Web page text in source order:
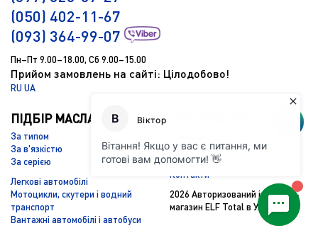
(050) 402-11-67
(093) 364-99-07
Пн–Пт 9.00–18.00, Сб 9.00–15.00
Прийом замовлень на сайті: Цілодобово!
RU UA
ПІДБІР МАСЛА
За типом
За в'язкістю
За серією
Легкові автомобілі
Мотоцикли, скутери і водний
транспорт
Вантажні автомобілі і автобуси
Підбір масла
Доставка і оплата
Контакти
2026 Авторизований інтернет-
магазин ELF Total в Україні